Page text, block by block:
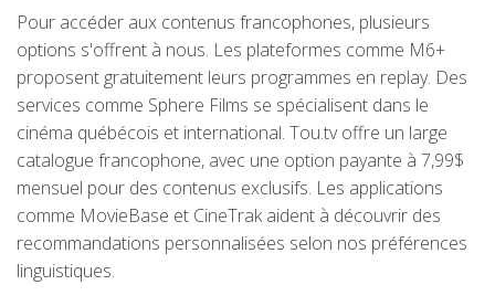
Pour accéder aux contenus francophones, plusieurs
options s'offrent à nous. Les plateformes comme M6+
proposent gratuitement leurs programmes en replay. Des
services comme Sphere Films se spécialisent dans le
cinéma québécois et international. Tou.tv offre un large
catalogue francophone, avec une option payante à 7,99$
mensuel pour des contenus exclusifs. Les applications
comme MovieBase et CineTrak aident à découvrir des
recommandations personnalisées selon nos préférences
linguistiques.